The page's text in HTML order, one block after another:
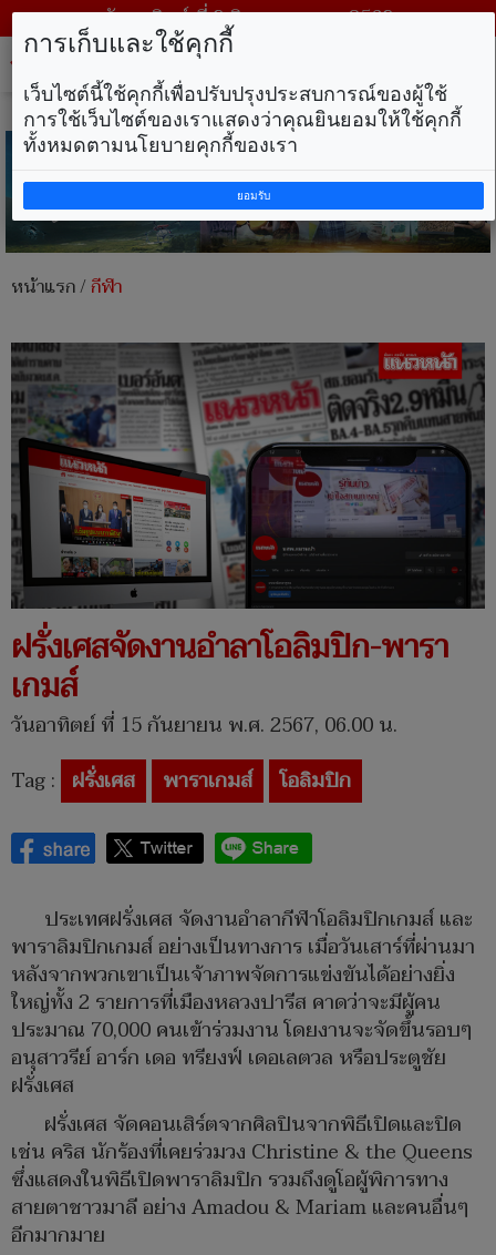
วันอาทิตย์ ที่ 9 สิงหาคม พ.ศ. 2569
หน้าแรก/กีฬา
ฝรั่งเศสจัดงานอำลาโอลิมปิก-พารา
เกมส์
วันอาทิตย์ ที่ 15 กันยายน พ.ศ. 2567, 06.00 น.
Tag : ฝรั่งเศส พาราเกมส์ โอลิมปิก
ประเทศฝรั่งเศส จัดงานอำลากีฬาโอลิมปิกเกมส์ และ
พาราลิมปิกเกมส์ อย่างเป็นทางการ เมื่อวันเสาร์ที่ผ่านมา
หลังจากพวกเขาเป็นเจ้าภาพจัดการแข่งขันได้อย่างยิ่ง
ใหญ่ทั้ง 2 รายการที่เมืองหลวงปารีส คาดว่าจะมีผู้คน
ประมาณ 70,000 คนเข้าร่วมงาน โดยงานจะจัดขึ้นรอบๆ
อนุสาวรีย์ อาร์ก เดอ ทรียงฟ์ เดอเลตวล หรือประตูชัย
ฝรั่งเศส
ฝรั่งเศส จัดคอนเสิร์ตจากศิลปินจากพิธีเปิดและปิด
เช่น คริส นักร้องที่เคยร่วมวง Christine & the Queens
ซึ่งแสดงในพิธีเปิดพาราลิมปิก รวมถึงดูโอผู้พิการทาง
สายตาชาวมาลี อย่าง Amadou & Mariam และคนอื่นๆ
อีกมากมาย
การเก็บและใช้คุกกี้
เว็บไซต์นี้ใช้คุกกี้เพื่อปรับปรุงประสบการณ์ของผู้ใช้
การใช้เว็บไซต์ของเราแสดงว่าคุณยินยอมให้ใช้คุกกี้
ทั้งหมดตามนโยบายคุกกี้ของเรา
ยอมรับ